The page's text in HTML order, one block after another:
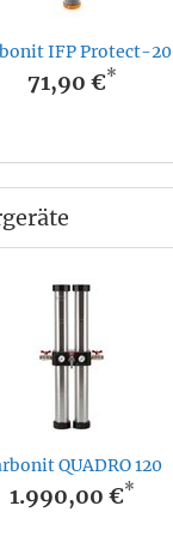
IFP Protect-20
71,90 €*
QUADRO 120
1.990,00 €*